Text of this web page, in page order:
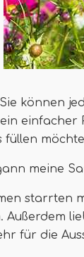
können
einfacher
füllen
meine
starrten
Außerdem
für die